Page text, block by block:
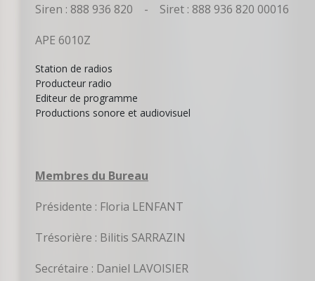
Siren : 888 936 820 - Siret : 888 936 820 00016
APE 6010Z
Station de radios
Producteur radio
Editeur de programme
Productions sonore et audiovisuel
Membres du Bureau
Présidente : Floria LENFANT
Trésorière : Bilitis SARRAZIN
Secrétaire : Daniel LAVOISIER